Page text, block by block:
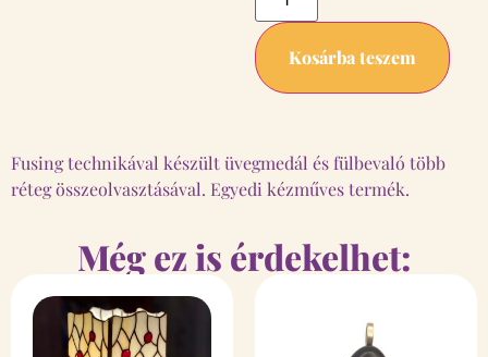
Kosárba teszem
Fusing technikával készült üvegmedál és fülbevaló több
réteg összeolvasztásával. Egyedi kézműves termék.
Még ez is érdekelhet: